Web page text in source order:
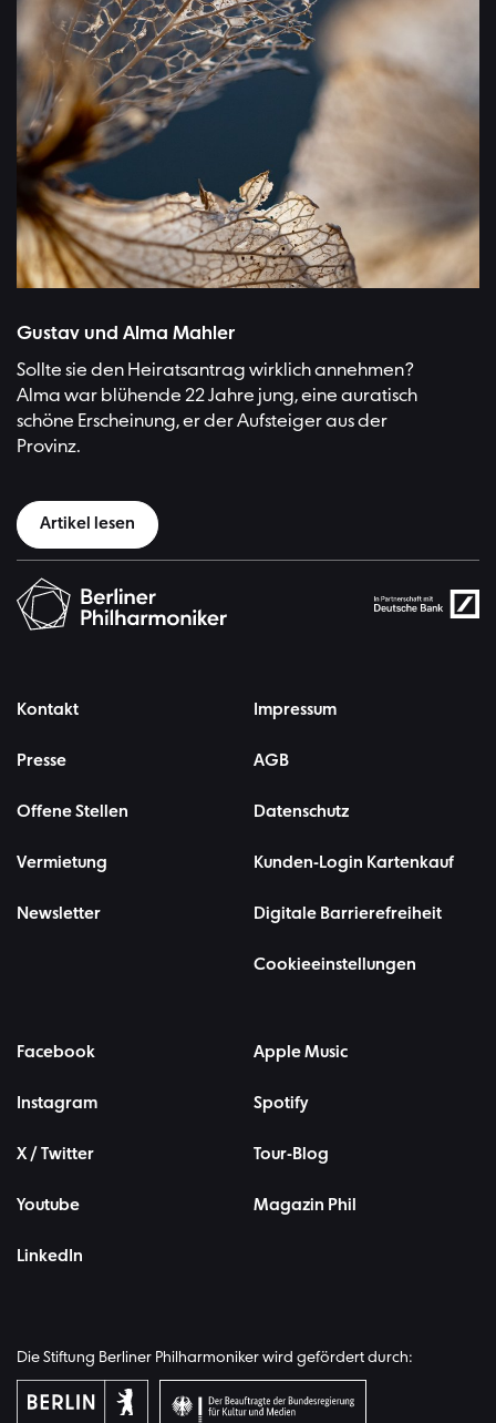
Gustav und Alma Mahler
Sollte sie den Heiratsantrag wirklich annehmen?
Alma war blühende 22 Jahre jung, eine auratisch
schöne Erscheinung, er der Aufsteiger aus der
Provinz.
Artikel lesen
Kontakt
Presse
Offene Stellen
Vermietung
Newsletter
Impressum
AGB
Datenschutz
Kunden-Login Kartenkauf
Digitale Barrierefreiheit
Cookieeinstellungen
Facebook
Instagram
X / Twitter
Youtube
LinkedIn
Apple Music
Spotify
Tour-Blog
Magazin Phil
Die Stiftung Berliner Philharmoniker wird gefördert durch: